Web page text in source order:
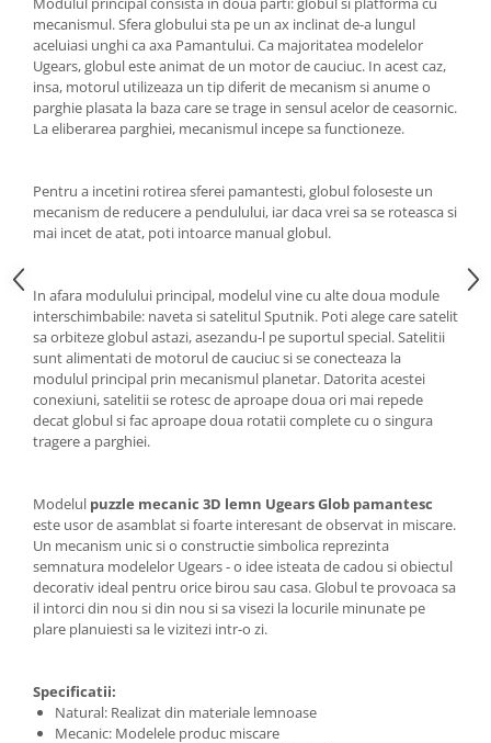
LED
Microcontrollere AVR
PCB - Placute Circuit
Rezistoare
Creion 3D 3Doodler
Imprimante 3D
3Doodler
Componente
Componente
Componente E3D
Filament Premium ABS 1.75 mm
Filament Premium ABS 3 mm
Filament Premium PLA 1.75 mm
Prusa I3 DIY Kit
Carti
Pentru Incepatori
Kituri incepatori Arduino
Pentru Incepatori
Junior Robotics
Carti
mecanismul. Sfera globului sta pe un ax inclinat de-a lungul
aceluiasi unghi ca axa Pamantului. Ca majoritatea modelelor
Ugears, globul este animat de un motor de cauciuc. In acest caz,
insa, motorul utilizeaza un tip diferit de mecanism si anume o
parghie plasata la baza care se trage in sensul acelor de ceasornic.
La eliberarea parghiei, mecanismul incepe sa functioneze.
Pentru a incetini rotirea sferei pamantesti, globul foloseste un
mecanism de reducere a pendulului, iar daca vrei sa se roteasca si
mai incet de atat, poti intoarce manual globul.
In afara modulului principal, modelul vine cu alte doua module
interschimbabile: naveta si satelitul Sputnik. Poti alege care satelit
sa orbiteze globul astazi, asezandu-l pe suportul special. Satelitii
sunt alimentati de motorul de cauciuc si se conecteaza la
modulul principal prin mecanismul planetar. Datorita acestei
conexiuni, satelitii se rotesc de aproape doua ori mai repede
decat globul si fac aproape doua rotatii complete cu o singura
tragere a parghiei.
Modelul puzzle mecanic 3D lemn Ugears Glob pamantesc
este usor de asamblat si foarte interesant de observat in miscare.
Un mecanism unic si o constructie simbolica reprezinta
semnatura modelelor Ugears - o idee isteata de cadou si obiectul
decorativ ideal pentru orice birou sau casa. Globul te provoaca sa
il intorci din nou si din nou si sa visezi la locurile minunate pe
plare planuiesti sa le vizitezi intr-o zi.
Specificatii:
Natural: Realizat din materiale lemnoase
Mecanic: Modelele produc miscare